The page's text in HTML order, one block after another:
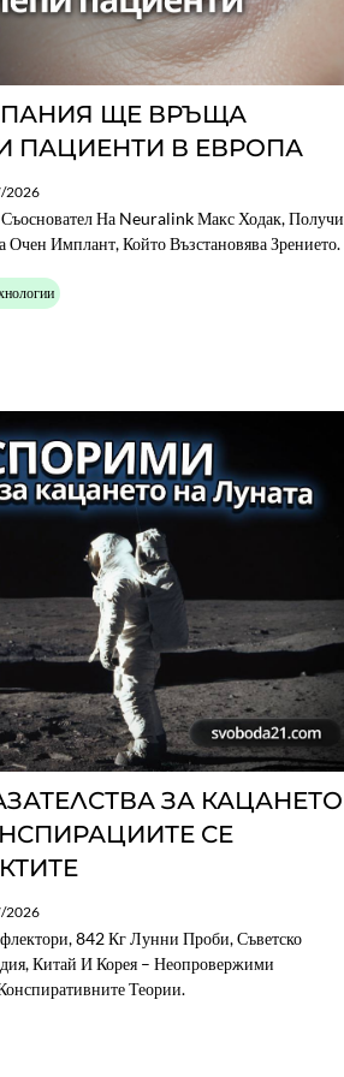
ЩЕ ВРЪЩА
ПАЦИЕНТИ В ЕВРОПА
2026
На Neuralink Макс Ходак, Получи
Имплант, Който Възстановява Зрението.
ЗА КАЦАНЕТО
СЕ
2026
842 Кг Лунни Проби, Съветско
Китай И Корея – Неопровержими
Теории.